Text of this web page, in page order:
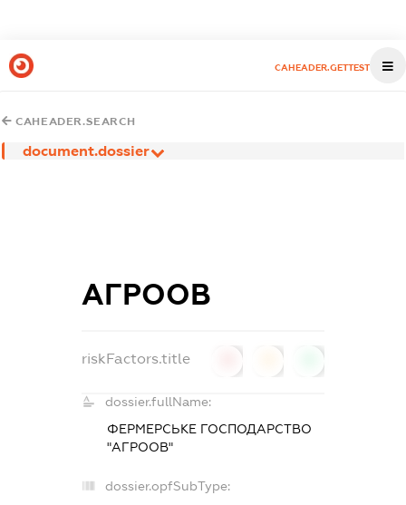
CAHEADER.GETTEST
CAHEADER.SEARCH
document.dossier
АГРООВ
riskFactors.title
dossier.fullName:
ФЕРМЕРСЬКЕ ГОСПОДАРСТВО
"АГРООВ"
dossier.opfSubType: